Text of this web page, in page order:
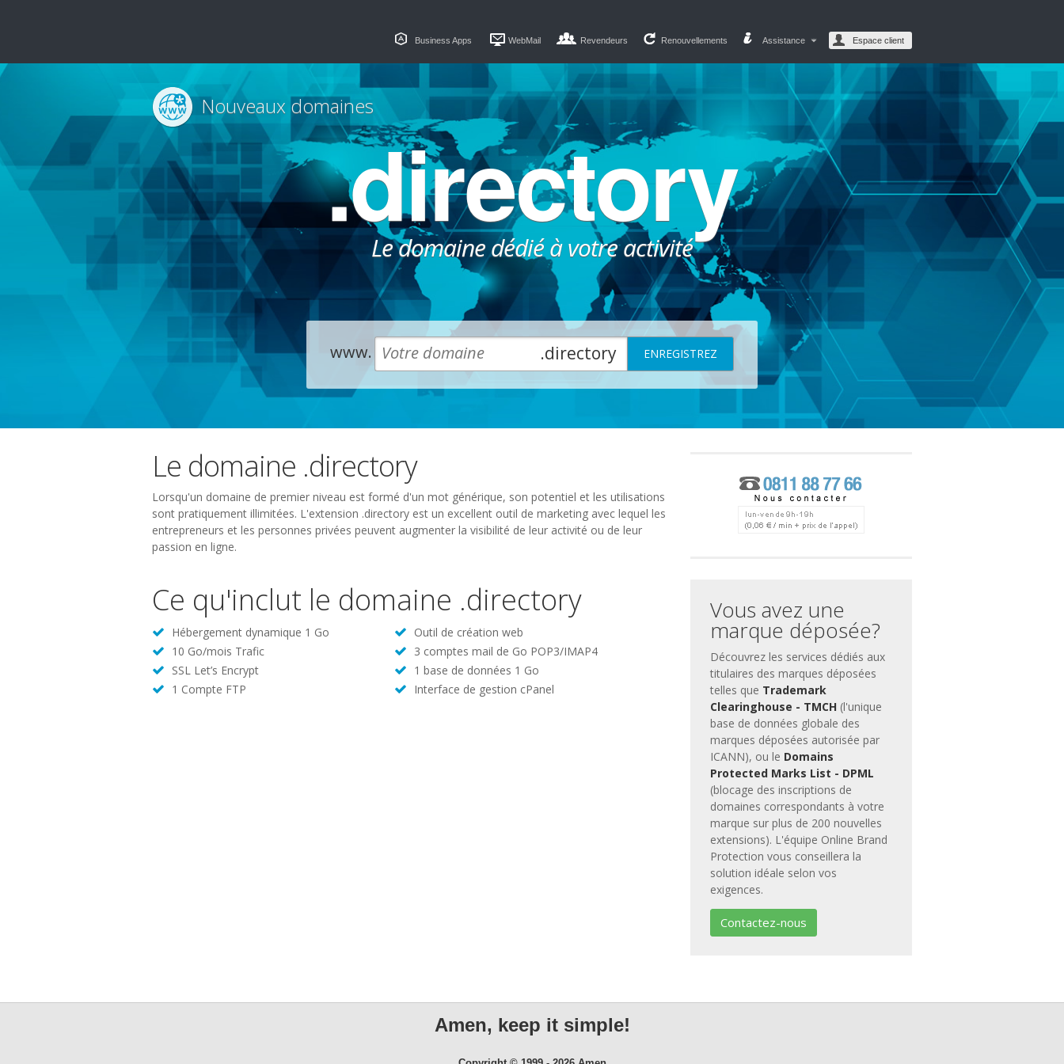
Business Apps WebMail Revendeurs Renouvellements Assistance Espace client
.directory
Le domaine dédié à votre activité
Nouveaux domaines
www. .directory
Le domaine .directory
Lorsqu'un domaine de premier niveau est formé d'un mot générique, son potentiel et les utilisations
sont pratiquement illimitées. L'extension .directory est un excellent outil de marketing avec lequel les
entrepreneurs et les personnes privées peuvent augmenter la visibilité de leur activité ou de leur
passion en ligne.
Ce qu'inclut le domaine .directory
Hébergement dynamique 1 Go
Outil de création web
10 Go/mois Trafic
3 comptes mail de Go POP3/IMAP4
SSL Let’s Encrypt
1 base de données 1 Go
1 Compte FTP
Interface de gestion cPanel
Vous avez une
marque déposée?
Découvrez les services dédiés aux
titulaires des marques déposées
telles que Trademark
Clearinghouse - TMCH (l'unique
base de données globale des
marques déposées autorisée par
ICANN), ou le Domains
Protected Marks List - DPML
(blocage des inscriptions de
domaines correspondants à votre
marque sur plus de 200 nouvelles
extensions). L'équipe Online Brand
Protection vous conseillera la
solution idéale selon vos
exigences.
Contactez-nous
Amen, keep it simple!